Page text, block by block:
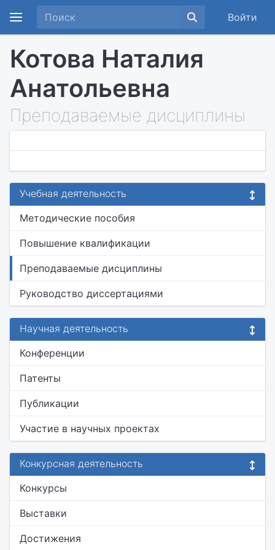
Войти
Котова Наталия
Анатольевна
Преподаваемые дисциплины
Учебная деятельность
Методические пособия
Повышение квалификации
Преподаваемые дисциплины
Руководство диссертациями
Научная деятельность
Конференции
Патенты
Публикации
Участие в научных проектах
Конкурсная деятельность
Конкурсы
Выставки
Достижения